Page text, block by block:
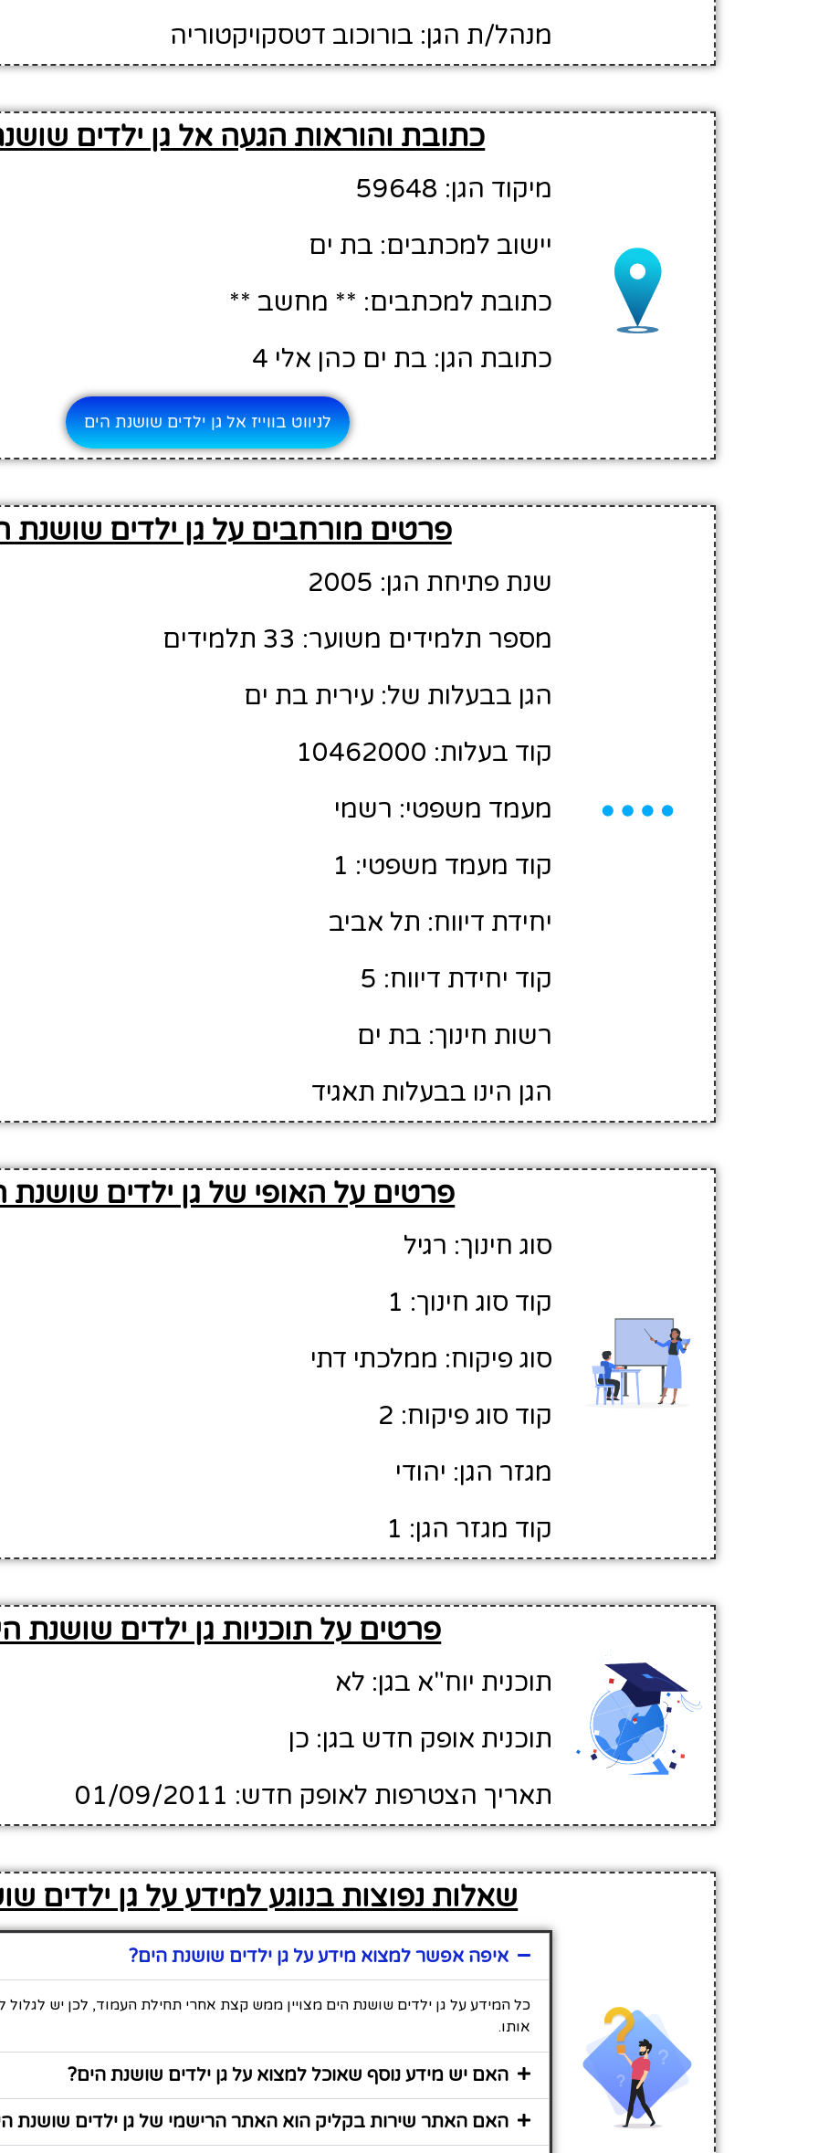
מנהל/ת הגן: בורוכוב דטסקויקטוריה
כתובת והוראות הגעה אל גן ילדים
מיקוד הגן: 59648
יישוב למכתבים: בת ים
כתובת למכתבים: ** מחשב **
כתובת הגן: בת ים כהן אלי 4
לניווט בווייז אל גן ילדים שושנת הים
פרטים מורחבים על גן ילדים שושנת
שנת פתיחת הגן: 2005
מספר תלמידים משוער: 33 תלמידים
הגן בבעלות של: עירית בת ים
קוד בעלות: 10462000
מעמד משפטי: רשמי
קוד מעמד משפטי: 1
יחידת דיווח: תל אביב
קוד יחידת דיווח: 5
רשות חינוך: בת ים
הגן הינו בבעלות תאגיד
פרטים על האופי של גן ילדים שושנת
סוג חינוך: רגיל
קוד סוג חינוך: 1
סוג פיקוח: ממלכתי דתי
קוד סוג פיקוח: 2
מגזר הגן: יהודי
קוד מגזר הגן: 1
פרטים על תוכניות גן ילדים שושנת
תוכנית יוח"א בגן: לא
תוכנית אופק חדש בגן: כן
תאריך הצטרפות לאופק חדש: 01/09/2011
שאלות נפוצות בנוגע למידע על גן ילדים
איפה אפשר למצוא מידע על גן ילדים שושנת הים?
כל המידע על גן ילדים שושנת הים מצויין ממש קצת אחרי תחילת העמוד, לכן יש
אותו.
האם יש מידע נוסף שאוכל למצוא על גן ילדים שושנת הים?
האם האתר שירות בקליק הוא האתר הרישמי של גן ילדים שושנת